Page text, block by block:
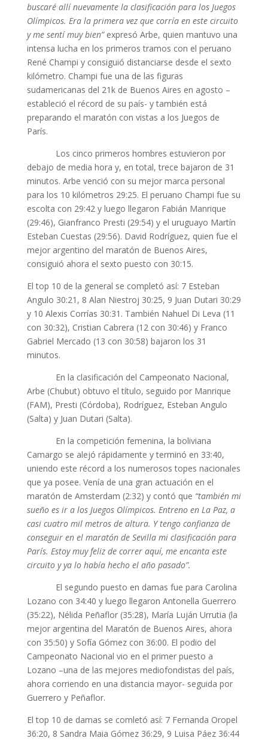
buscaré allí nuevamente la clasificación para los Juegos
Olímpicos. Era la primera vez que corría en este circuito
y me sentí muy bien”expresó Arbe, quien mantuvo una
intensa lucha en los primeros tramos con el peruano
René Champi y consiguió distanciarse desde el sexto
kilómetro. Champi fue una de las figuras
sudamericanas del 21k de Buenos Aires en agosto –
estableció el récord de su país- y también está
preparando el maratón con vistas a los Juegos de
París.
Los cinco primeros hombres estuvieron por
debajo de media hora y, en total, trece bajaron de 31
minutos. Arbe venció con su mejor marca personal
para los 10 kilómetros 29:25. El peruano Champi fue su
escolta con 29:42 y luego llegaron Fabián Manrique
(29:46), Gianfranco Presti (29:54) y el uruguayo Martín
Esteban Cuestas (29:56). David Rodríguez, quien fue el
mejor argentino del maratón de Buenos Aires,
consiguió ahora el sexto puesto con 30:15.
El top 10 de la general se completó así: 7 Esteban
Angulo 30:21, 8 Alan Niestroj 30:25, 9 Juan Dutari 30:29
y 10 Alexis Corrías 30:31. También Nahuel Di Leva (11
con 30:32), Cristian Cabrera (12 con 30:46) y Franco
Gabriel Mercado (13 con 30:58) bajaron los 31
minutos.
En la clasificación del Campeonato Nacional,
Arbe (Chubut) obtuvo el título, seguido por Manrique
(FAM), Presti (Córdoba), Rodríguez, Esteban Angulo
(Salta) y Juan Dutari (Salta).
En la competición femenina, la boliviana
Camargo se alejó rápidamente y terminó en 33:40,
uniendo este récord a los numerosos topes nacionales
que ya posee. Venía de una gran actuación en el
maratón de Amsterdam (2:32) y contó que “también mi
sueño es ir a los Juegos Olímpicos. Entreno en La Paz, a
casi cuatro mil metros de altura. Y tengo confianza de
conseguir en el maratón de Sevilla mi clasificación para
París. Estoy muy feliz de correr aquí, me encanta este
circuito y ya lo había hecho el año pasado”.
El segundo puesto en damas fue para Carolina
Lozano con 34:40 y luego llegaron Antonella Guerrero
(35:22), Nélida Peñaflor (35:28), María Luján Urrutia (la
mejor argentina del Maratón de Buenos Aires, ahora
con 35:50) y Sofía Gómez con 36:00. El podio del
Campeonato Nacional vio en el primer puesto a
Lozano –una de las mejores mediofondistas del país,
ahora corriendo en una distancia mayor- seguida por
Guerrero y Peñaflor.
El top 10 de damas se comletó así: 7 Fernanda Oropel
36:20, 8 Sandra Maia Gómez 36:29, 9 Luisa Páez 36:44